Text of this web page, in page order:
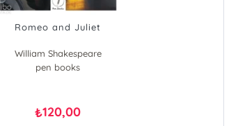
Romeo and Juliet
William Shakespeare
pen books
₺120,00